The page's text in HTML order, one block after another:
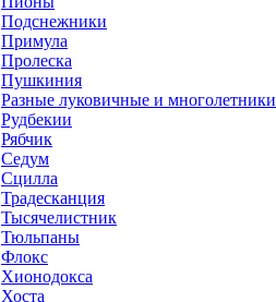
Подснежники
Примула
Пролеска
Пушкиния
Разные луковичные и многолетники
Рудбекии
Рябчик
Седум
Сцилла
Традесканция
Тысячелистник
Тюльпаны
Флокс
Хионодокса
Хоста